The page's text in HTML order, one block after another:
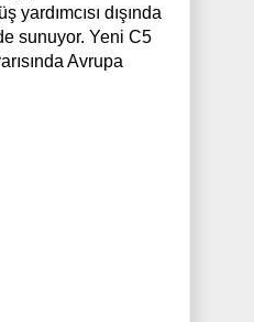
dışında
sunuyor. Yeni C5
Avrupa